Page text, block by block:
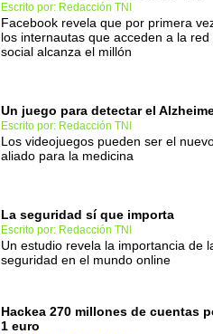
Escrito por: Redacción TNI
Facebook revela que por primera
los internautas que acceden a la red
social alcanza el millón
Un juego para detectar el
Escrito por: Redacción TNI
Los videojuegos pueden ser el
aliado para la medicina
La seguridad sí que importa
Escrito por: Redacción TNI
Un estudio revela la importancia de
seguridad en el mundo online
Hackea 270 millones de cuentas
1 euro